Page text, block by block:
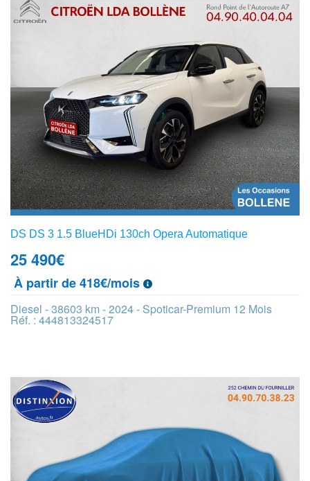
DS DS 3 1.5 BlueHDi 130ch Opera Automatique
25 490€
À partir de 418€/mois
Diesel - 38603 km - 2024 - Spoticar-Premium 12 Mois
Réf. : 444813324517